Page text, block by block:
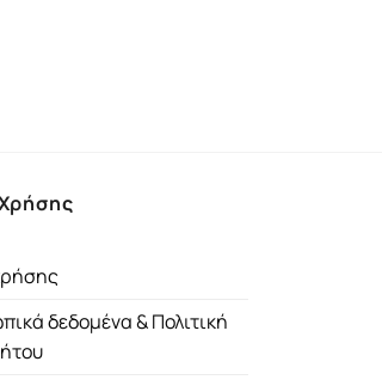
δεδομένα & Πολιτική